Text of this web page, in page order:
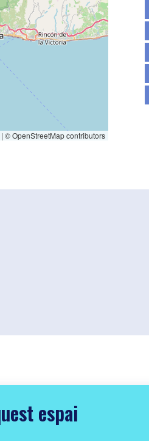
| © OpenStreetMap contributors
espai